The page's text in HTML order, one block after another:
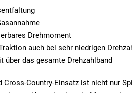
Drehmoment
auch bei sehr niedrigen
über das gesamte Drehzahlband
Cross-Country-Einsatz ist nicht nur